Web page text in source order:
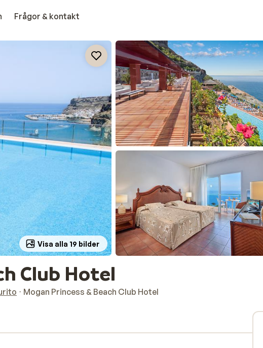
Frågor & kontakt
Visa alla 19 bilder
Club Hotel
Mogan Princess & Beach Club Hotel